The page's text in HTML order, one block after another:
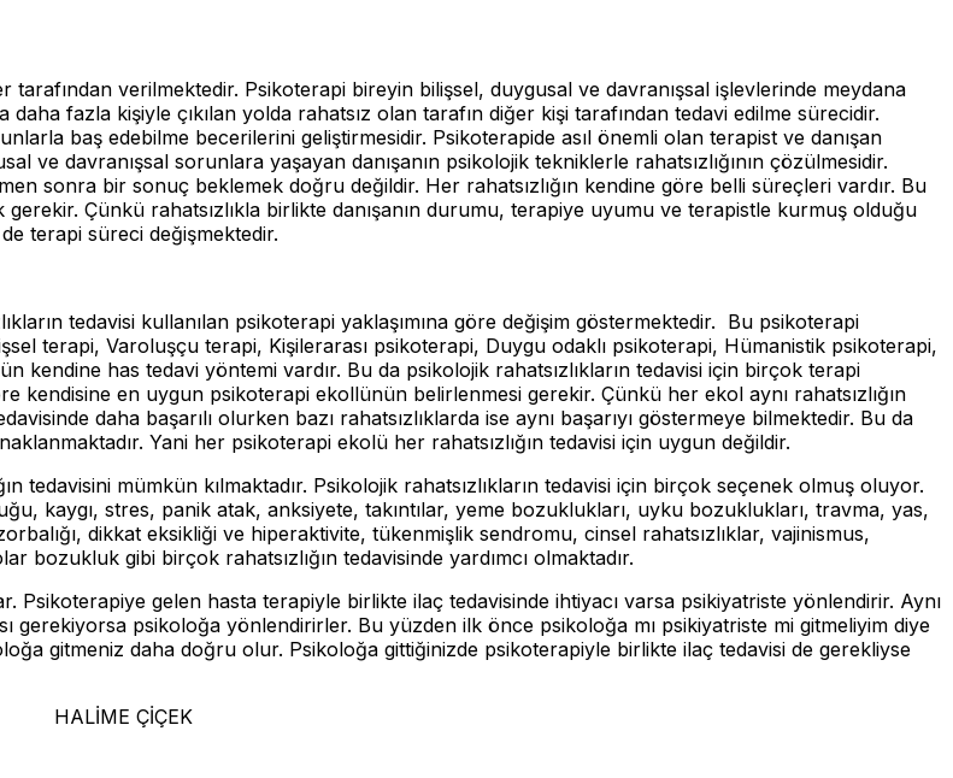
tarafından verilmektedir. Psikoterapi bireyin bilişsel, duygusal ve davranışsal işlevlerinde meydana
fazla kişiyle çıkılan yolda rahatsız olan tarafın diğer kişi tarafından tedavi edilme sürecidir.
baş edebilme becerilerini geliştirmesidir. Psikoterapide asıl önemli olan terapist ve danışan
ve davranışsal sorunlara yaşayan danışanın psikolojik tekniklerle rahatsızlığının çözülmesidir.
sonra bir sonuç beklemek doğru değildir. Her rahatsızlığın kendine göre belli süreçleri vardır. Bu
Çünkü rahatsızlıkla birlikte danışanın durumu, terapiye uyumu ve terapistle kurmuş olduğu
terapi süreci değişmektedir.
tedavisi kullanılan psikoterapi yaklaşımına göre değişim göstermektedir. Bu psikoterapi
terapi, Varoluşçu terapi, Kişilerarası psikoterapi, Duygu odaklı psikoterapi, Hümanistik psikoterapi,
has tedavi yöntemi vardır. Bu da psikolojik rahatsızlıkların tedavisi için birçok terapi
kendisine en uygun psikoterapi ekollünün belirlenmesi gerekir. Çünkü her ekol aynı rahatsızlığın
daha başarılı olurken bazı rahatsızlıklarda ise aynı başarıyı göstermeye bilmektedir. Bu da
Yani her psikoterapi ekolü her rahatsızlığın tedavisi için uygun değildir.
tedavisini mümkün kılmaktadır. Psikolojik rahatsızlıkların tedavisi için birçok seçenek olmuş oluyor.
kaygı, stres, panik atak, anksiyete, takıntılar, yeme bozuklukları, uyku bozuklukları, travma, yas,
dikkat eksikliği ve hiperaktivite, tükenmişlik sendromu, cinsel rahatsızlıklar, vajinismus,
bozukluk gibi birçok rahatsızlığın tedavisinde yardımcı olmaktadır.
Psikoterapiye gelen hasta terapiyle birlikte ilaç tedavisinde ihtiyacı varsa psikiyatriste yönlendirir. Aynı
gerekiyorsa psikoloğa yönlendirirler. Bu yüzden ilk önce psikoloğa mı psikiyatriste mi gitmeliyim diye
gitmeniz daha doğru olur. Psikoloğa gittiğinizde psikoterapiyle birlikte ilaç tedavisi de gerekliyse